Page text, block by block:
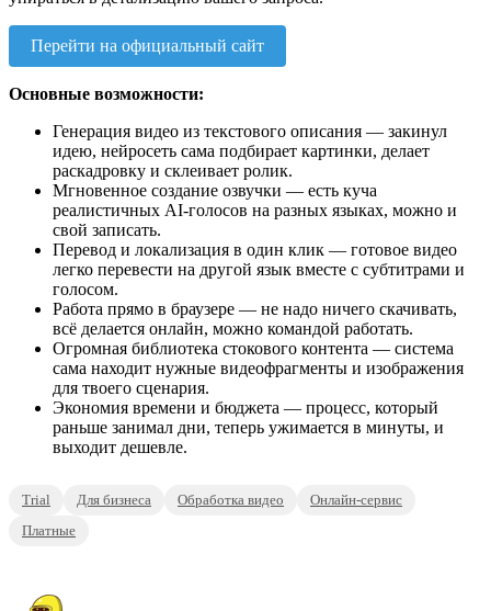
Перейти на официальный сайт
Основные возможности:
Генерация видео из текстового описания — закинул
идею, нейросеть сама подбирает картинки, делает
раскадровку и склеивает ролик.
Мгновенное создание озвучки — есть куча
реалистичных AI-голосов на разных языках, можно и
свой записать.
Перевод и локализация в один клик — готовое видео
легко перевести на другой язык вместе с субтитрами и
голосом.
Работа прямо в браузере — не надо ничего скачивать,
всё делается онлайн, можно командой работать.
Огромная библиотека стокового контента — система
сама находит нужные видеофрагменты и изображения
для твоего сценария.
Экономия времени и бюджета — процесс, который
раньше занимал дни, теперь ужимается в минуты, и
выходит дешевле.
Trial Для бизнеса Обработка видео
Онлайн-сервис
Платные